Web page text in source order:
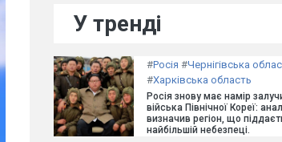
У тренді
#Росія #Чернігівська
#Харківська область
Росія знову має намір
війська Північної Кореї:
визначив регіон, що
найбільшій небезпеці.